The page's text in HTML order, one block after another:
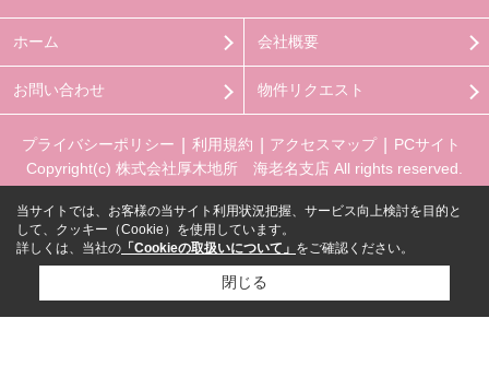
ホーム 会社概要
お問い合わせ 物件リクエスト
プライバシーポリシー 利用規約 アクセスマップ
PCサイト
Copyright(c) 株式会社厚木地所 海老名支店 All rights reserved.
当サイトでは、お客様の当サイト利用状況把握、サービス向上検討を目的と
して、クッキー（Cookie）を使用しています。
詳しくは、当社の 「Cookieの取扱いについて」 をご確認ください。
閉じる